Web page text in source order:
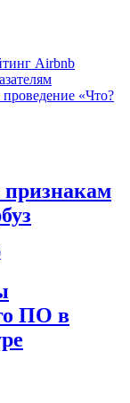
Airbnb
«Что?
признакам
ПО в